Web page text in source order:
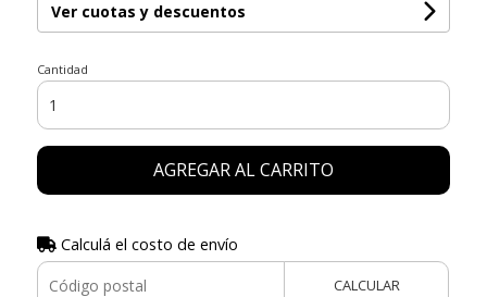
Ver cuotas y descuentos
Cantidad
AGREGAR AL CARRITO
Calculá el costo de envío
CALCULAR